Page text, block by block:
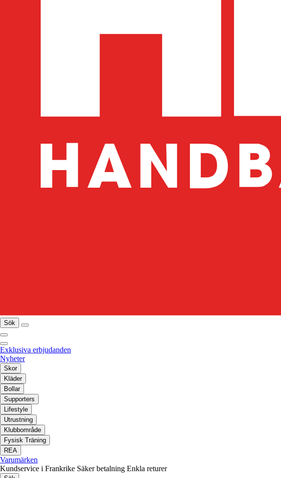
Sök
Exklusiva erbjudanden
Nyheter
Skor
Kläder
Bollar
Supporters
Lifestyle
Utrustning
Klubbområde
Fysisk Träning
REA
Varumärken
Kundservice i Frankrike Säker betalning Enkla returer